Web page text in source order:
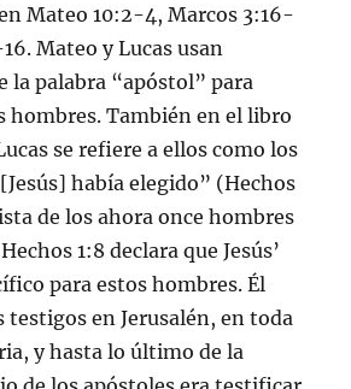
Mateo 10:2-4, Marcos 3:16-
Mateo y Lucas usan
la palabra “apóstol” para
hombres. También en el libro
se refiere a ellos como los
había elegido” (Hechos
de los ahora once hombres
1:8 declara que Jesús’
para estos hombres. Él
testigos en Jerusalén, en toda
y hasta lo último de la